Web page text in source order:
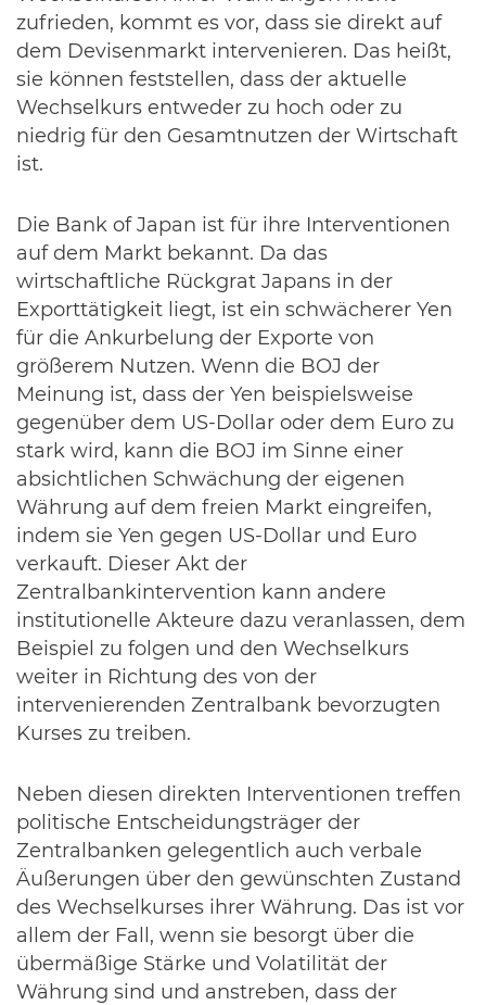
zufrieden, kommt es vor, dass sie direkt auf
dem Devisenmarkt intervenieren. Das heißt,
sie können feststellen, dass der aktuelle
Wechselkurs entweder zu hoch oder zu
niedrig für den Gesamtnutzen der Wirtschaft
ist.
Die Bank of Japan ist für ihre Interventionen
auf dem Markt bekannt. Da das
wirtschaftliche Rückgrat Japans in der
Exporttätigkeit liegt, ist ein schwächerer Yen
für die Ankurbelung der Exporte von
größerem Nutzen. Wenn die BOJ der
Meinung ist, dass der Yen beispielsweise
gegenüber dem US-Dollar oder dem Euro zu
stark wird, kann die BOJ im Sinne einer
absichtlichen Schwächung der eigenen
Währung auf dem freien Markt eingreifen,
indem sie Yen gegen US-Dollar und Euro
verkauft. Dieser Akt der
Zentralbankintervention kann andere
institutionelle Akteure dazu veranlassen, dem
Beispiel zu folgen und den Wechselkurs
weiter in Richtung des von der
intervenierenden Zentralbank bevorzugten
Kurses zu treiben.
Neben diesen direkten Interventionen treffen
politische Entscheidungsträger der
Zentralbanken gelegentlich auch verbale
Äußerungen über den gewünschten Zustand
des Wechselkurses ihrer Währung. Das ist vor
allem der Fall, wenn sie besorgt über die
übermäßige Stärke und Volatilität der
Währung sind und anstreben, dass der